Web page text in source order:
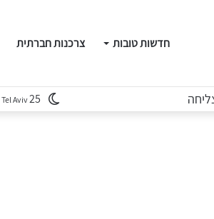
חדשות טובות צרכנות חברתית
Tel Aviv25